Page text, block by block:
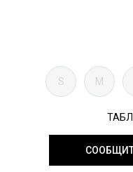
S M